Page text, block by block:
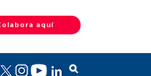
aquí